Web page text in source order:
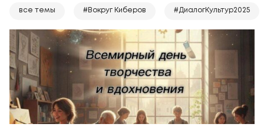
все темы #Вокруг Киберов #ДиалогКультур2025